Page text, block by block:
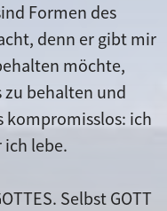
Formen des
denn er gibt mir
möchte,
zu behalten und
kompromisslos: ich
ich lebe.
Selbst GOTT